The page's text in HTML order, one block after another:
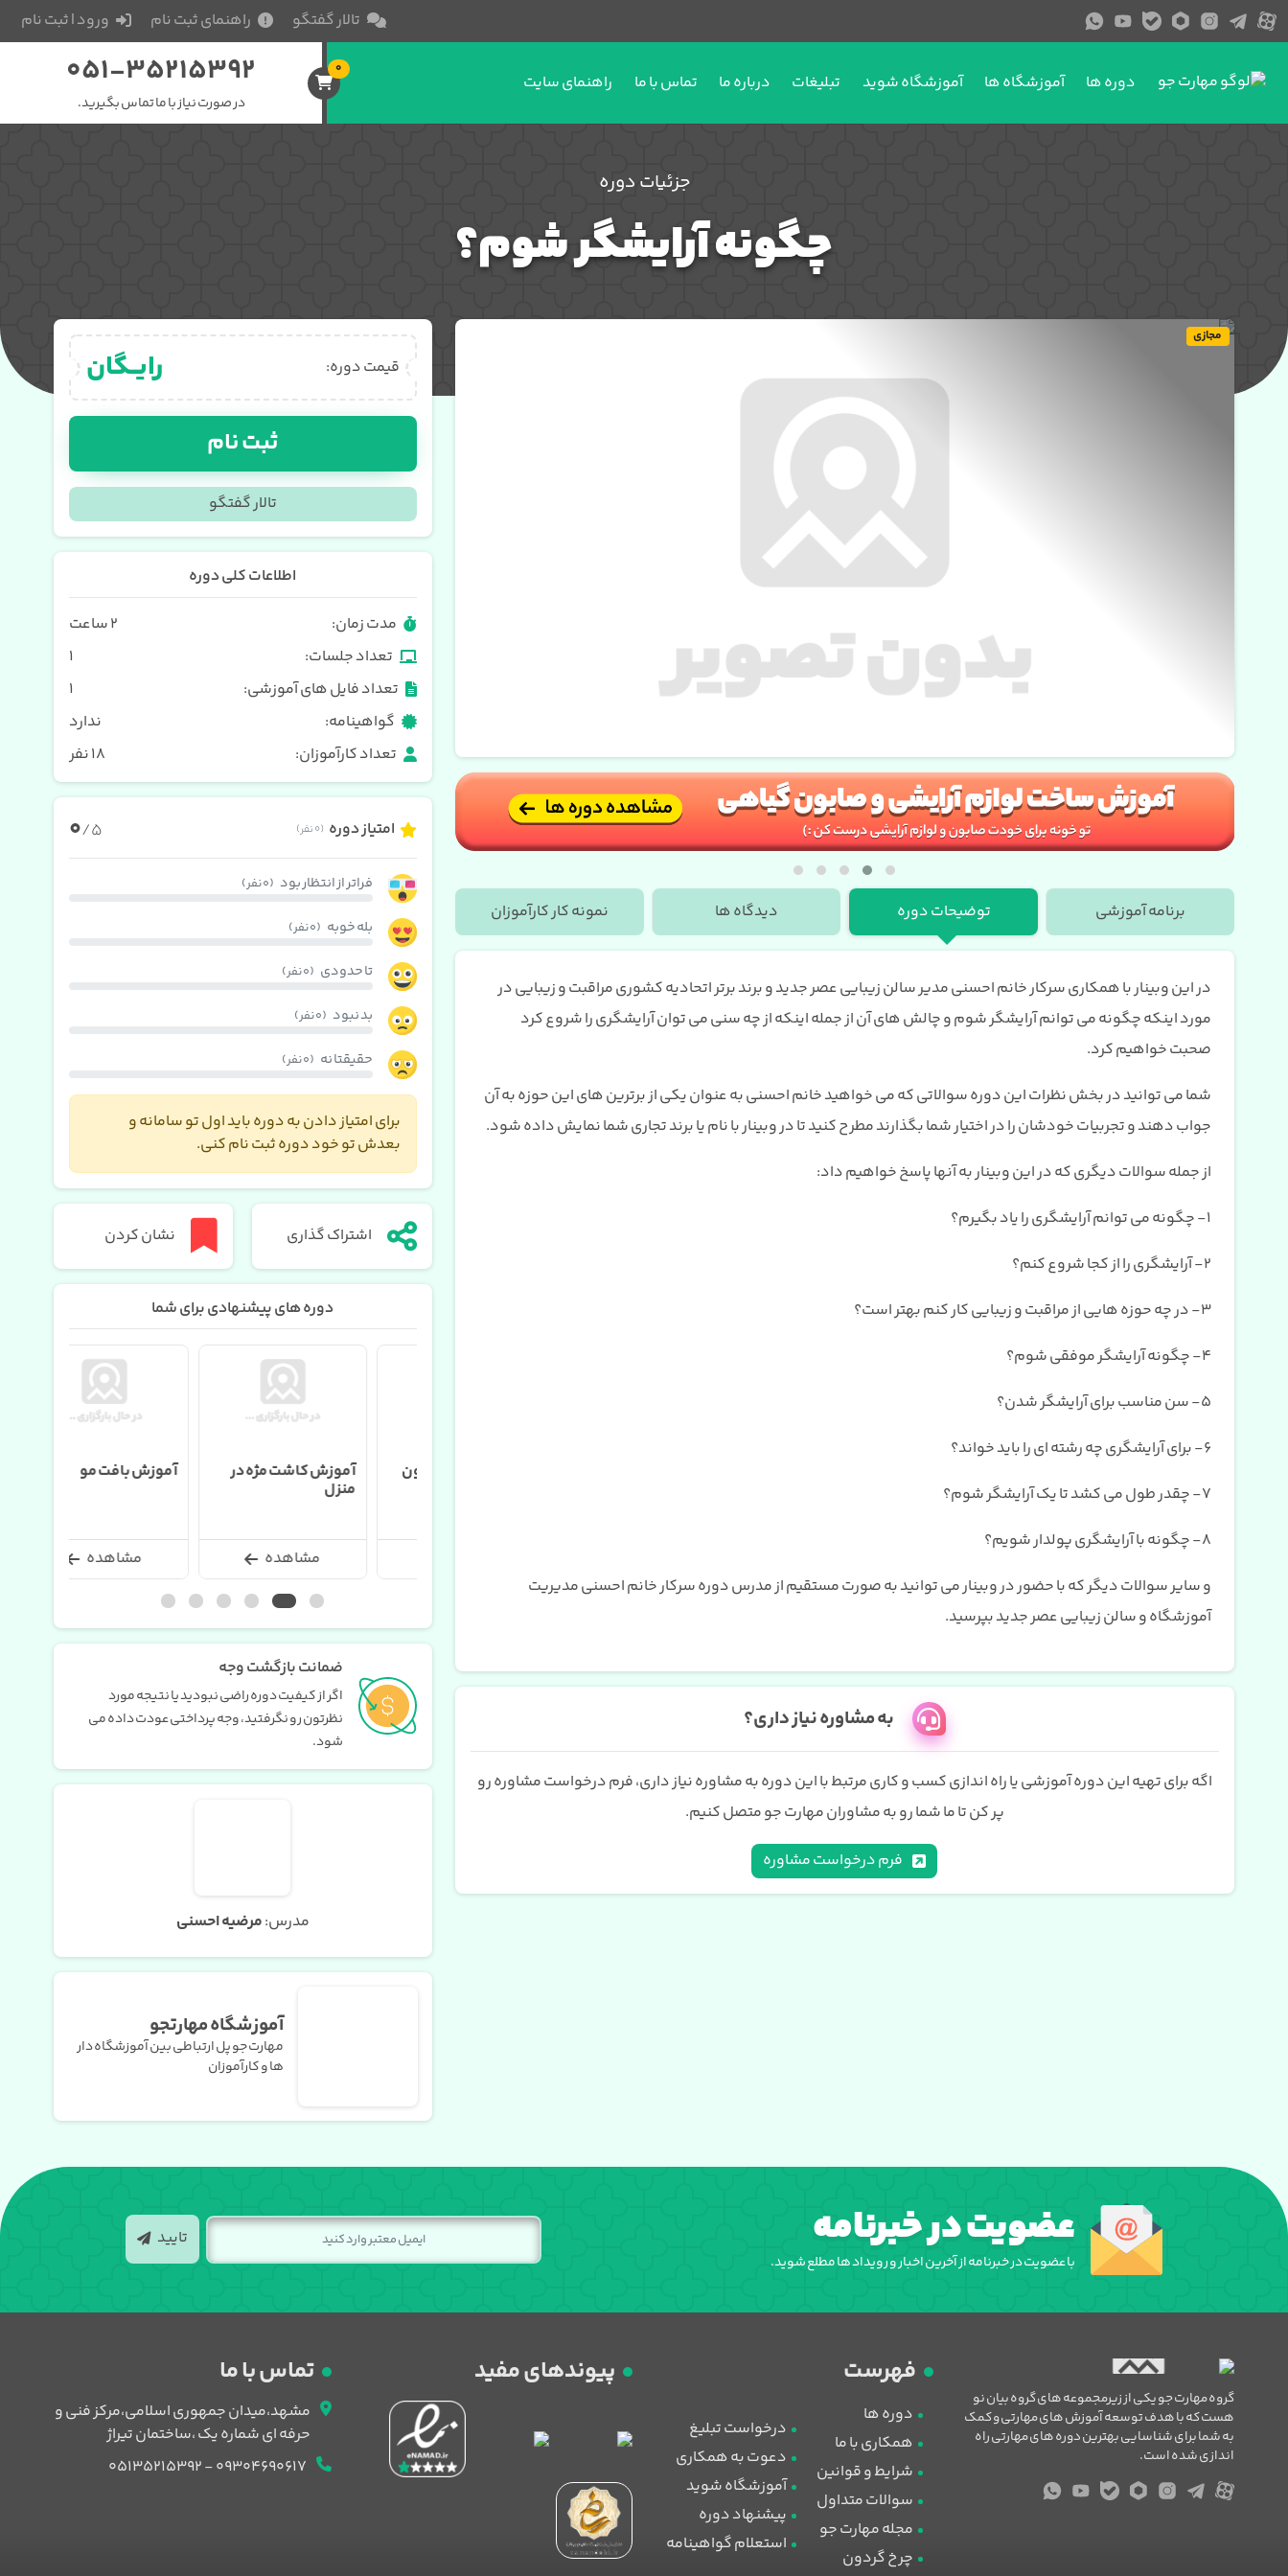
تالار گفتگو راهنمای ثبت نام ورود | ثبت نام
دوره ها آموزشگاه ها آموزشگاه شوید تبلیغات درباره ما تماس با ما راهنمای سایت
0
051-35215392
در صورت نیاز با ما تماس بگیرید.
جزئیات دوره
چگونه آرایشگر شوم؟
مجازی
برنامه آموزشی توضیحات دوره دیدگاه ها نمونه کار کارآموزان
در این وبینار با همکاری سرکار خانم احسنی مدیر سالن زیبایی عصر جدید و برند برتر اتحادیه کشوری مراقبت و زیبایی در
مورد اینکه چگونه می توانم آرایشگر شوم و چالش های آن از جمله اینکه از چه سنی می توان آرایشگری را شروع کرد
صحبت خواهیم کرد.
شما می توانید در بخش نظرات این دوره سوالاتی که می خواهید خانم احسنی به عنوان یکی از برترین های این حوزه به آن
جواب دهند و تجربیات خودشان را در اختیار شما بگذارند مطرح کنید تا در وبینار با نام یا برند تجاری شما نمایش داده شود.
از جمله سوالات دیگری که در این وبینار به آنها پاسخ خواهیم داد:
1- چگونه می توانم آرایشگری را یاد بگیرم؟
2- آرایشگری را از کجا شروع کنم؟
3- در چه حوزه هایی از مراقبت و زیبایی کار کنم بهتر است؟
4- چگونه آرایشگر موفقی شوم؟
5- سن مناسب برای آرایشگر شدن؟
6- برای آرایشگری چه رشته ای را باید خواند؟
7- چقدر طول می کشد تا یک آرایشگر شوم؟
8- چگونه با آرایشگری پولدار شویم؟
و سایر سوالات دیگر که با حضور در وبینار می توانید به صورت مستقیم از مدرس دوره سرکار خانم احسنی مدیریت
آموزشگاه و سالن زیبایی عصر جدید بپرسید.
به مشاوره نیاز داری؟
اگه برای تهیه این دوره آموزشی یا راه اندازی کسب و کاری مرتبط با این دوره به مشاوره نیاز داری، فرم درخواست مشاوره رو
پر کن تا ما شما رو به مشاوران مهارت جو متصل کنیم.
فرم درخواست مشاوره
قیمت دوره: رایــگان
ثبت نام
تالار گفتگو
اطلاعات کلی دوره
مدت زمان:
۲ ساعت
تعداد جلسات:
1
تعداد فایل های آموزشی:
1
گواهینامه:
ندارد
تعداد کارآموزان:
18 نفر
امتیاز دوره (0 نفر) 0/5
فراتر از انتظار بود (0 نفر)
بله خوبه (0 نفر)
تا حدودی (0 نفر)
بد نبود (0 نفر)
حقیقتا نه (0 نفر)
برای امتیاز دادن به دوره باید اول تو سامانه و
بعدش تو خود دوره ثبت نام کنی.
اشتراک گذاری نشان کردن
دوره های پیشنهادی برای شما
آموزش کاشت مژه در
مشاهده
آموزش بافت مو
مشاهده
ضمانت بازگشت وجه
اگر از کیفیت دوره راضی نبودید یا نتیجه مورد
نظرتون رو نگرفتید، وجه پرداختی عودت داده می
شود.
مدرس:مرضیه احسنی
آموزشگاه مهارتجو
مهارت جو پل ارتباطی بین آموزشگاه دار
ها و کارآموزان
عضویت در خبرنامه
با عضویت در خبرنامه از آخرین اخبار و رویداد ها مطلع شوید.
تایید
گروه مهارت جو یکی از زیرمجموعه های گروه بیان نو
هست که با هدف توسعه آموزش های مهارتی و کمک
به شما برای شناسایی بهترین دوره های مهارتی راه
اندازی شده است.
فهرست
دوره ها
همکاری با ما
شرایط و قوانین
سوالات متداول
مجله مهارت جو
چرخ گردون
درخواست تبلیغ
دعوت به همکاری
آموزشگاه شوید
پیشنهاد دوره
استعلام گواهینامه
پیوندهای مفید تماس با ما
مشهد،میدان جمهوری اسلامی،مرکز فنی و
حرفه ای شماره یک ،ساختمان تیراژ
09304690617 - 05135215392